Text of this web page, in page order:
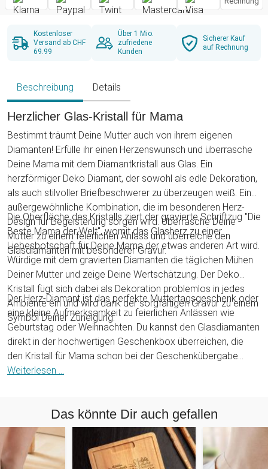
Kostenloser
Versand ab CHF
69.99
Über 1 Mio.
zufriedene
Kunden
Sicherer Kauf
auf Rechnung
Beschreibung Details
Herzlicher Glas-Kristall für Mama
Bestimmt träumt Deine Mutter auch von ihrem eigenen
Diamanten! Erfülle ihr einen Herzenswunsch und überrasche
Deine Mama mit dem Diamantkristall aus Glas. Ein
herzförmiger Deko Diamant, der sowohl als edle Dekoration,
als auch stilvoller Briefbeschwerer zu überzeugen weiß. Eine
außergewöhnliche Kombination, die im besonderen Herz-
Design für Begeisterung sorgen wird. Überrasche Deine
Mutter zu einem feierlichen Anlass und überreiche den
Glasdiamanten mit besonderer Gravur.
Die Oberfläche des Kristalls ziert der gravierte Schriftzug "Die
Beste Mama der Welt", womit das Glasherz zu einer
Liebesbotschaft für Deine Mama der etwas anderen Art wird.
Würdige mit dem gravierten Diamanten die täglichen Mühen
Deiner Mutter und zeige Deine Wertschätzung. Der Deko
Kristall fügt sich dabei als Dekoration problemlos in jedes
Ambiente ein und wird dank der sorgfältigen Gravur zu einem
Symbol Deiner Zuneigung.
Der Herz-Diamant ist das perfekte Muttertagsgeschenk oder
eine kleine Aufmerksamkeit zu feierlichen Anlässen wie
Geburtstag oder Weihnachten. Du kannst den Glasdiamanten
direkt in der hochwertigen Geschenkbox überreichen, die
den Kristall für Mama schon bei der Geschenkübergabe
gekonnt in Szene setzt. Grundsätzlich gilt jedoch für die volle
Weiterlesen ...
Das könnte Dir auch gefallen